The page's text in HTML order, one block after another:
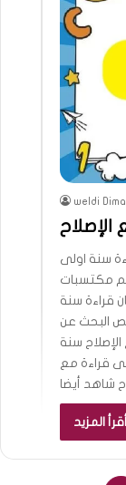
weldi
سنة اولى
مكتسبات
قراءة سنة
البحث عن
سنة
قراءة مع
أقرأ المزيد